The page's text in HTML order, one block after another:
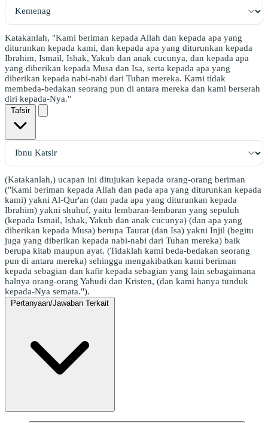
Katakanlah, "Kami beriman kepada Allah dan kepada apa yang
diturunkan kepada kami, dan kepada apa yang diturunkan kepada
Ibrahim, Ismail, Ishak, Yakub dan anak cucunya, dan kepada apa
yang diberikan kepada Musa dan Isa, serta kepada apa yang
diberikan kepada nabi-nabi dari Tuhan mereka. Kami tidak
membeda-bedakan seorang pun di antara mereka dan kami berserah
diri kepada-Nya."
Tafsir
(Katakanlah,) ucapan ini ditujukan kepada orang-orang beriman
("Kami beriman kepada Allah dan pada apa yang diturunkan kepada
kami) yakni Al-Qur'an (dan pada apa yang diturunkan kepada
Ibrahim) yakni shuhuf, yaitu lembaran-lembaran yang sepuluh
(kepada Ismail, Ishak, Yakub dan anak cucunya) (dan apa yang
diberikan kepada Musa) berupa Taurat (dan Isa) yakni Injil (begitu
juga yang diberikan kepada nabi-nabi dari Tuhan mereka) baik
berupa kitab maupun ayat. (Tidaklah kami beda-bedakan seorang
pun di antara mereka) sehingga mengakibatkan kami beriman
kepada sebagian dan kafir kepada sebagian yang lain sebagaimana
halnya orang-orang Yahudi dan Kristen, (dan kami hanya tunduk
kepada-Nya semata.").
Pertanyaan/Jawaban Terkait